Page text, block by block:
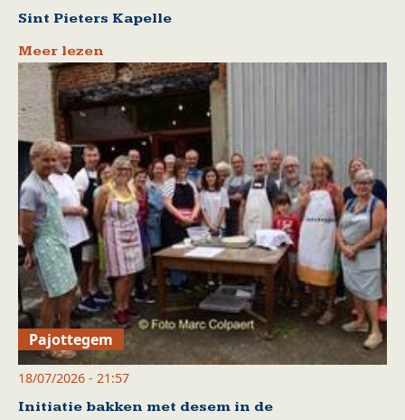
Sint Pieters Kapelle
Meer lezen
Pajottegem
18/07/2026 - 21:57
Initiatie bakken met desem in de